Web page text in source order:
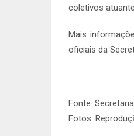
coletivos
Mais
oficiais da
Fonte:
Fotos: